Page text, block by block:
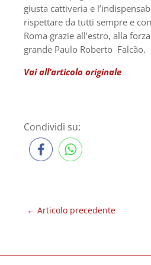
giusta cattiveria e
rispettare da tutti sempre e
Roma grazie all’estro, alla
grande Paulo Roberto Falcão.
Vai all’articolo originale
Condividi su:
← Articolo precedente